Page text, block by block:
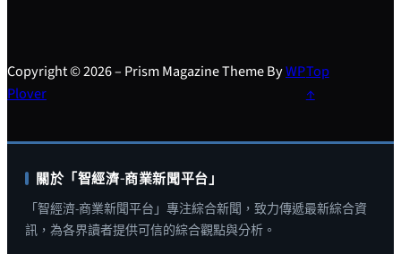
Copyright © 2026 – Prism Magazine Theme ByWP
Plover
Top
↑
關於「智經濟-商業新聞平台」
「智經濟-商業新聞平台」專注綜合新聞，致力傳遞最新綜合資
訊，為各界讀者提供可信的綜合觀點與分析。